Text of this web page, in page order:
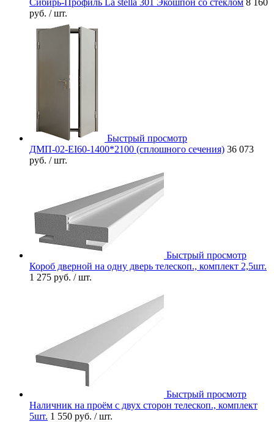
руб. / шт.
Быстрый просмотр
ДМП-02-EI60-1400*2100 (сплошного сечения) 36 073
руб. / шт.
Быстрый просмотр
Короб дверной на одну дверь телескоп., комплект 2,5шт.
1 275 руб. / шт.
Быстрый просмотр
Наличник на проём с двух сторон телескоп., комплект
5шт. 1 550 руб. / шт.